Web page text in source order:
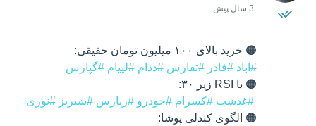
3 سال پیش
🟠 خرید بالای ۱۰۰ میلیون تومان حقیقی:
#آباد #فاذر #ثفارس #ددام #لپیام #گپارس
#غدشت #کسرام #خودرو #زپارس #شبریز #نوری
🟠 الگوی کندلی پوشا: